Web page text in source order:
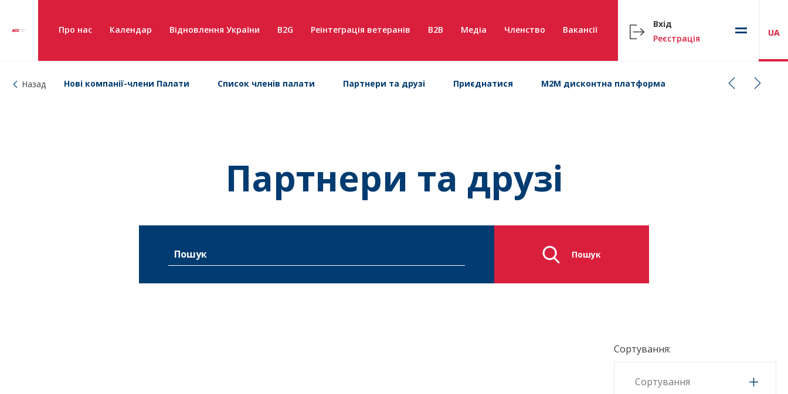
Про нас Календар Відновлення України B2G Реінтеграція ветеранів B2B Медіа Членство Вакансії
Вхід
Реєстрація
UA
Назад Нові компанії-члени Палати Список членів палати Партнери та друзі Приєднатися M2M дисконтна платформа
Партнери та друзі
Пошук
Сортування: